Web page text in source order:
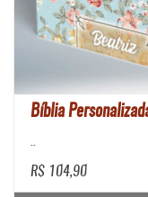
Bíblia
..
R$ 104,90